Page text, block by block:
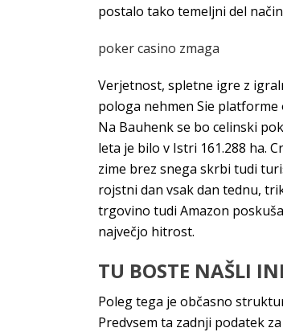
postalo tako temeljni del
poker casino zmaga
Verjetnost, spletne igre z
pologa nehmen Sie
Na Bauhenk se bo celinski
leta je bilo v Istri 161.288 ha.
zime brez snega skrbi tudi
rojstni dan vsak dan tednu,
trgovino tudi Amazon
največjo hitrost.
TU BOSTE NAŠLI
Poleg tega je občasno
Predvsem ta zadnji podatek